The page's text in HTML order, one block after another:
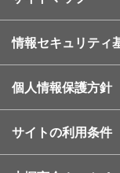
情報セキュリティ
個人情報保護方針
サイトの利用条件